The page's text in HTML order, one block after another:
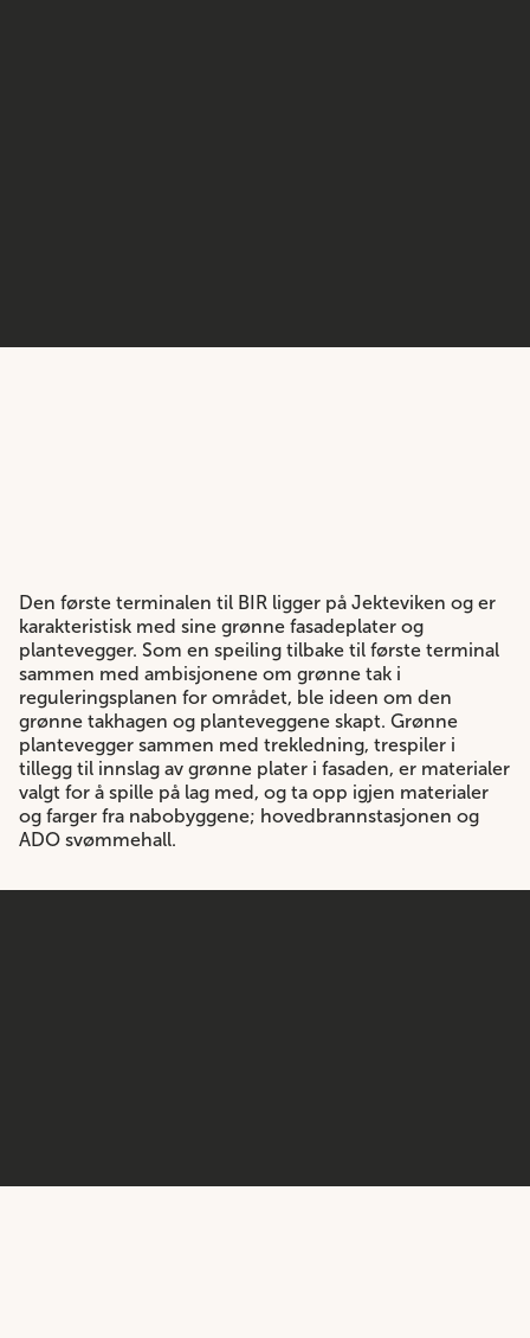
Den første terminalen til BIR ligger på Jekteviken og er
karakteristisk med sine grønne fasadeplater og
plantevegger. Som en speiling tilbake til første terminal
sammen med ambisjonene om grønne tak i
reguleringsplanen for området, ble ideen om den
grønne takhagen og planteveggene skapt. Grønne
plantevegger sammen med trekledning, trespiler i
tillegg til innslag av grønne plater i fasaden, er materialer
valgt for å spille på lag med, og ta opp igjen materialer
og farger fra nabobyggene; hovedbrannstasjonen og
ADO svømmehall.